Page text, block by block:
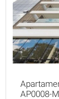
AP0008-